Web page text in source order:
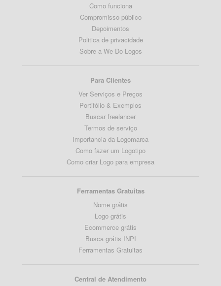
Como funciona
Compromisso público
Depoimentos
Politica de privacidade
Sobre a We Do Logos
Para Clientes
Ver Serviços e Preços
Portifólio & Exemplos
Buscar freelancer
Termos de serviço
Importancia da Logomarca
Como fazer um Logotipo
Como criar Logo para empresa
Ferramentas Gratuitas
Nome grátis
Logo grátis
Ecommerce grátis
Busca grátis INPI
Ferramentas Gratuitas
Central de Atendimento